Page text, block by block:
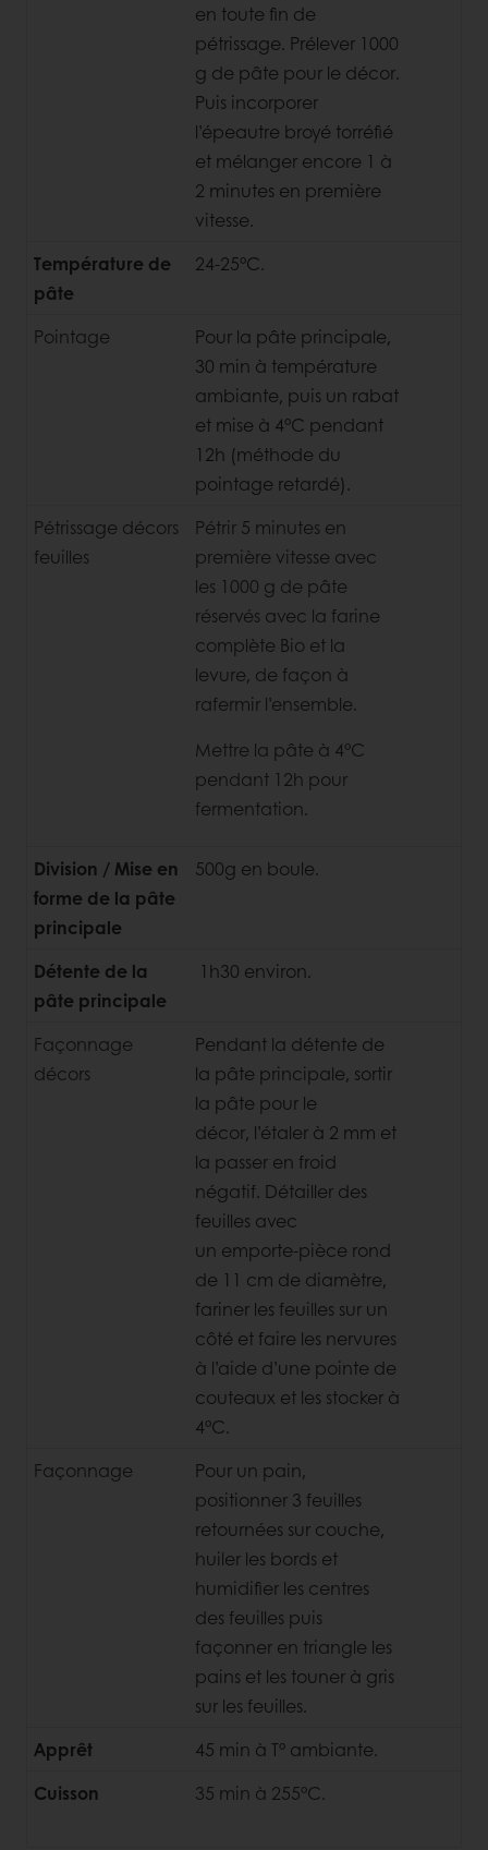
en toute fin de
pétrissage. Prélever 1000
g de pâte pour le décor.
Puis incorporer
l’épeautre broyé torréfié
et mélanger encore 1 à
2 minutes en première
vitesse.
Température de
pâte
24-25°C.
Pointage
Pour la pâte principale,
30 min à température
ambiante, puis un rabat
et mise à 4°C pendant
12h (méthode du
pointage retardé).
Pétrissage décors
feuilles
Pétrir 5 minutes en
première vitesse avec
les 1000 g de pâte
réservés avec la farine
complète Bio et la
levure, de façon à
rafermir l’ensemble.
Mettre la pâte à 4°C
pendant 12h pour
fermentation.
Division / Mise en
forme de la pâte
principale
500g en boule.
Détente de la
pâte principale
1h30 environ.
Façonnage
décors
Pendant la détente de
la pâte principale, sortir
la pâte pour le
décor, l’étaler à 2 mm et
la passer en froid
négatif. Détailler des
feuilles avec
un emporte-pièce rond
de 11 cm de diamètre,
fariner les feuilles sur un
côté et faire les nervures
à l’aide d’une pointe de
couteaux et les stocker à
4°C.
Façonnage
Pour un pain,
positionner 3 feuilles
retournées sur couche,
huiler les bords et
humidifier les centres
des feuilles puis
façonner en triangle les
pains et les touner à gris
sur les feuilles.
Apprêt
45 min à T° ambiante.
Cuisson
35 min à 255°C.